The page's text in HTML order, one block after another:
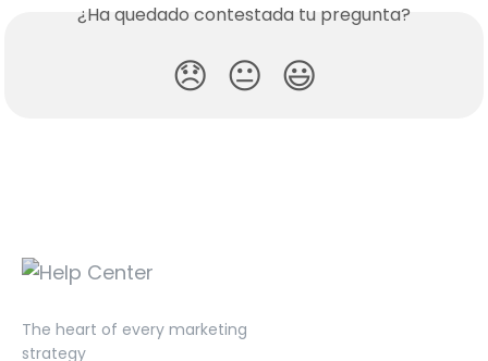
¿Ha quedado contestada tu pregunta?
😞 😐 😃
The heart of every marketing
strategy